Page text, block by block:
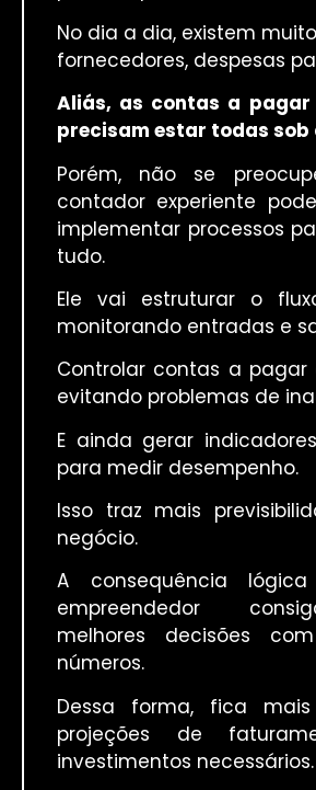
No dia a dia, existem
fornecedores, despesas
Aliás, as contas a pagar
precisam estar todas sob
Porém, não se
contador experiente
implementar processos
tudo.
Ele vai estruturar o
monitorando entradas e
Controlar contas a pagar
evitando problemas de
E ainda gerar
para medir desempenho.
Isso traz mais
negócio.
A consequência
empreendedor
melhores decisões
números.
Dessa forma, fica
projeções de
investimentos necessários.